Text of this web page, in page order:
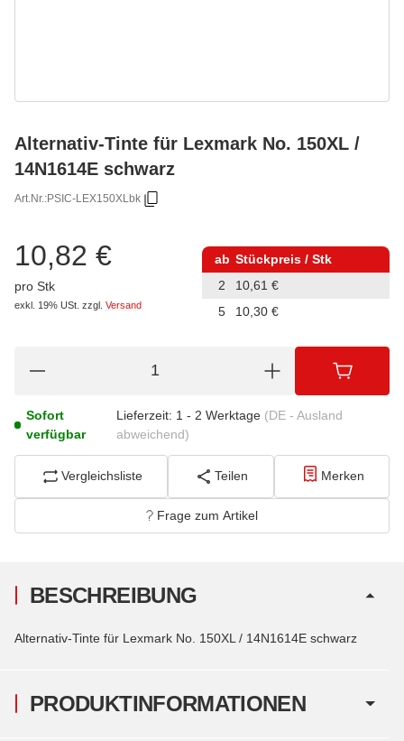
Alternativ-Tinte für Lexmark No. 150XL /
14N1614E schwarz
Art.Nr.:PSIC-LEX150XLbk
10,82 €
pro Stk
exkl. 19% USt. zzgl. Versand
ab Stückpreis / Stk
2
10,61 €
5
10,30 €
Sofort
verfügbar
Lieferzeit: 1 - 2 Werktage (DE - Ausland
abweichend)
Vergleichsliste Teilen Merken
Frage zum Artikel
PRODUKTINFORMATIONEN
BESCHREIBUNG
Alternativ-Tinte für Lexmark No. 150XL / 14N1614E schwarz